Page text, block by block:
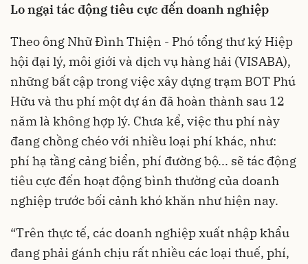
Lo ngạitác động tiêu cực đến doanh nghiệp
Theo ông Nhữ Đình Thiện - Phó tổng thư ký Hiệp
hội đại lý, môi giới và dịch vụ hàng hải (VISABA),
những bất cập trong việc xây dựng trạm BOT Phú
Hữu và thu phí một dự án đã hoàn thành sau 12
năm là không hợp lý. Chưa kể, việc thu phí này
đang chồng chéo với nhiều loại phí khác, như:
phí hạ tầng cảng biển, phí đường bộ... sẽ tác động
tiêu cực đến hoạt động bình thường của doanh
nghiệp trước bối cảnh khó khăn như hiện nay.
“Trên thực tế, các doanh nghiệp xuất nhập khẩu
đang phải gánh chịu rất nhiều các loại thuế, phí,